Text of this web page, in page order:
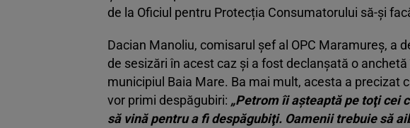
de la Oficiul pentru Protecția Consumatorului să-și
Dacian Manoliu, comisarul şef al OPC Maramureş, a
de sesizări în acest caz şi a fost declanşată o
municipiul Baia Mare. Ba mai mult, acesta a precizat
vor primi despăgubiri: „Petrom îi aşteaptă pe toţi cei
să vină pentru a fi despăgubiţi. Oamenii trebuie să